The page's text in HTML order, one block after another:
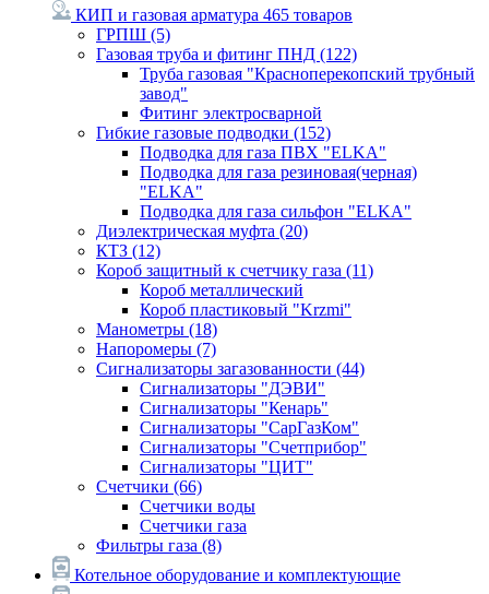
КИП и газовая арматура 465 товаров
ГРПШ (5)
Газовая труба и фитинг ПНД (122)
Труба газовая "Красноперекопский трубный
завод"
Фитинг электросварной
Гибкие газовые подводки (152)
Подводка для газа ПВХ "ELKA"
Подводка для газа резиновая(черная)
"ELKA"
Подводка для газа сильфон "ELKA"
Диэлектрическая муфта (20)
КТЗ (12)
Короб защитный к счетчику газа (11)
Короб металлический
Короб пластиковый "Krzmi"
Манометры (18)
Напоромеры (7)
Сигнализаторы загазованности (44)
Сигнализаторы "ДЭВИ"
Сигнализаторы "Кенарь"
Сигнализаторы "СарГазКом"
Сигнализаторы "Счетприбор"
Сигнализаторы "ЦИТ"
Счетчики (66)
Счетчики воды
Счетчики газа
Фильтры газа (8)
Котельное оборудование и комплектующие